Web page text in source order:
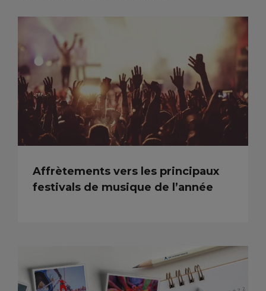
Affrètements vers les principaux
festivals de musique de l’année